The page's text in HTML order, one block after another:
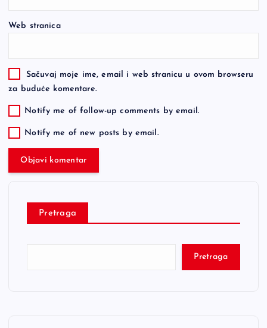
Web stranica
Sačuvaj moje ime, email i web stranicu u ovom browseru
za buduće komentare.
Notify me of follow-up comments by email.
Notify me of new posts by email.
Pretraga
Pretraga